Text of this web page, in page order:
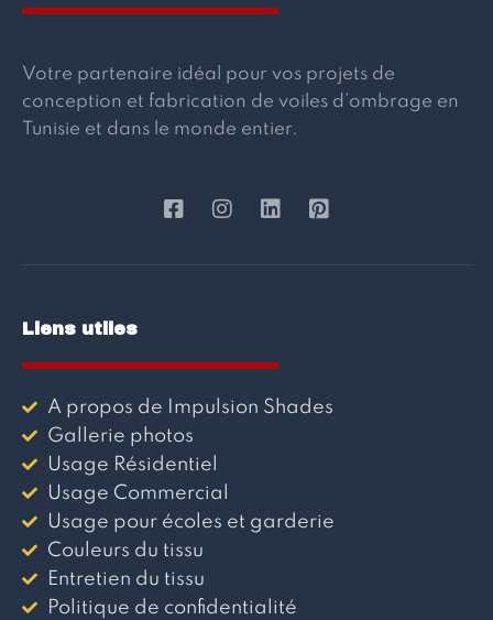
Votre partenaire idéal pour vos projets de
conception et fabrication de voiles d’ombrage en
Tunisie et dans le monde entier.
Liens utiles
A propos de Impulsion Shades
Gallerie photos
Usage Résidentiel
Usage Commercial
Usage pour écoles et garderie
Couleurs du tissu
Entretien du tissu
Politique de confidentialité